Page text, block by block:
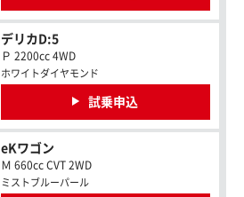
デリカD:5
Ｐ 2200cc 4WD
ホワイトダイヤモンド
試乗申込
eKワゴン
Ｍ 660cc CVT 2WD
ミストブルーパール